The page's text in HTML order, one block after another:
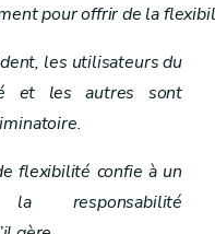
pour offrir de la
les utilisateurs du
et les autres sont
flexibilité confie à un
la responsabilité